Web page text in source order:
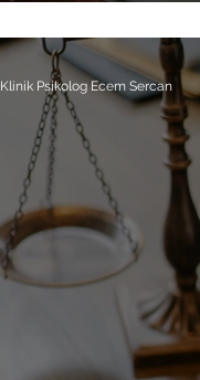
Klinik Psikolog Ecem Sercan